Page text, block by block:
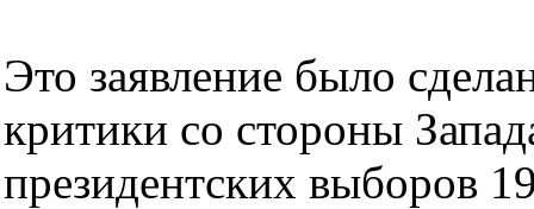
Это заявление было
критики со стороны
президентских выборов